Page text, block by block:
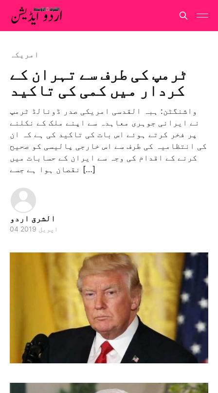
امريكہ
ٹرمپ کی طرف سے تہران کے
کردار میں کمی کی تاکید
واشنگٹن: ہبہ القدسی امریکی صدر ڈونالڈ ٹرمپ
نے ایرانی جوہری معاہدہ سے اپنے ملک کے نکلنے
پر فخر کرتے ہوئے اس بات کی تاکید کی ہے کہ ان
کی انتظامیہ کی طرف سے اس خارجی پالیسی کو صحیح
کرنے کے اقدام کی وجہ سے ایران کے حسابات میں
نقصان ہوا ہے جسے […]
الشرق اردو
04 اپریل 2019